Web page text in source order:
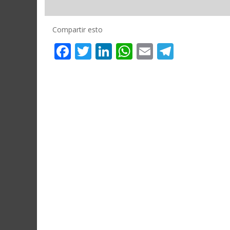
Compartir esto
Facebook
Twitter
LinkedIn
WhatsApp
Email